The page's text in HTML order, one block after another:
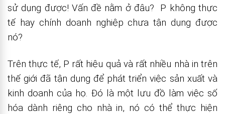
sử dụng được! Vấn đề nằm ở đâu? P không thực
tế hay chính doanh nghiệp chưa tận dụng được
nó?
Trên thực tế, P rất hiệu quả và rất nhiều nhà in trên
thế giới đã tận dụng để phát triển việc sản xuất và
kinh doanh của họ. Đó là một lưu đồ làm việc số
hóa dành riêng cho nhà in, nó có thể thực hiện